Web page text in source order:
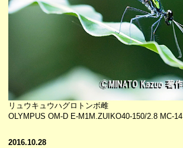
リュウキュウハグロトンボ雌
OLYMPUS OM-D E-M1M.ZUIKO40-150/2.8 MC-14
2016.10.28